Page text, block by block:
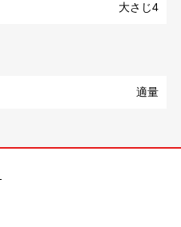
大さじ4
適量